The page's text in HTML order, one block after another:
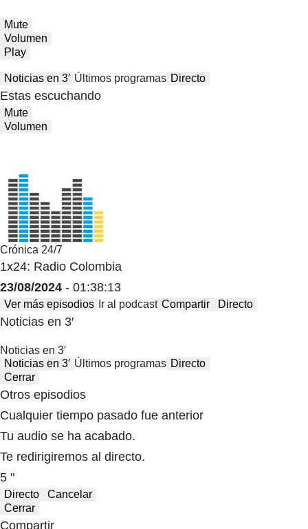
Mute
Volumen
Play
Noticias en 3′ Últimos programas Directo
Estas escuchando
Mute
Volumen
Crónica 24/7
1x24: Radio Colombia
23/08/2024 - 01:38:13
Ver más episodios Ir al podcast Compartir Directo
Noticias en 3′
Noticias en 3′
Noticias en 3′ Últimos programas Directo
Cerrar
Otros episodios
Cualquier tiempo pasado fue anterior
Tu audio se ha acabado.
Te redirigiremos al directo.
5 "
Directo
Cancelar
Cerrar
Compartir